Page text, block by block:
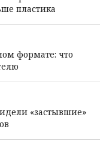
пластика
формате: что
«застывшие»